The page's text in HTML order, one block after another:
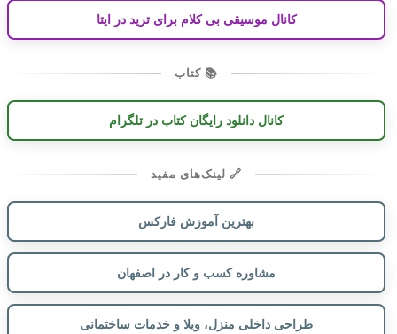
کانال موسیقی بی کلام برای ترید در ایتا
📚 کتاب
کانال دانلود رایگان کتاب در تلگرام
🔗 لینک‌های مفید
بهترین آموزش فارکس
مشاوره کسب و کار در اصفهان
طراحی داخلی منزل، ویلا و خدمات ساختمانی